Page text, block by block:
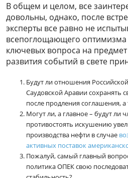
В общем и целом, все
довольны, однако, после
эксперты все равно не
всепоглощающего оптимизма
ключевых вопроса на
развития событий в свете
Будут ли отношения
Саудовской Аравии сохранять
после продления соглашения, а
Могут ли, а главное – будут ли
противостоять искушению
производства нефти в случае
активных поставок
Пожалуй, самый главный
политика ОПЕК свою